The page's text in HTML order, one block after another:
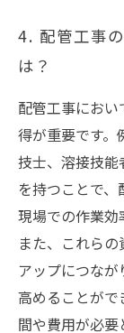
4. 配管工事
は？
配管工事にお
得が重要です
技士、溶接技
を持つことで、
現場での作業効
また、これら
アップにつな
高めることが
間や費用が必